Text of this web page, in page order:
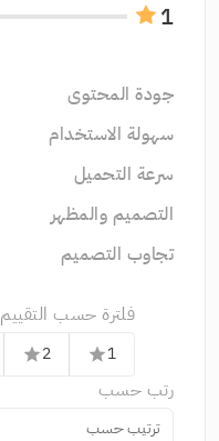
1
جودة المحتوى
سهولة الاستخدام
سرعة التحميل
التصميم والمظهر
تجاوب التصميم
فلترة حسب التقييم
1
star
2
star
رتب حسب
ترتيب حسب